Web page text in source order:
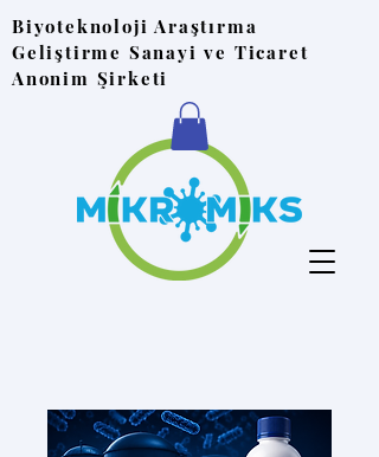
Biyoteknoloji Araştırma
Geliştirme Sanayi ve Ticaret
Anonim Şirketi